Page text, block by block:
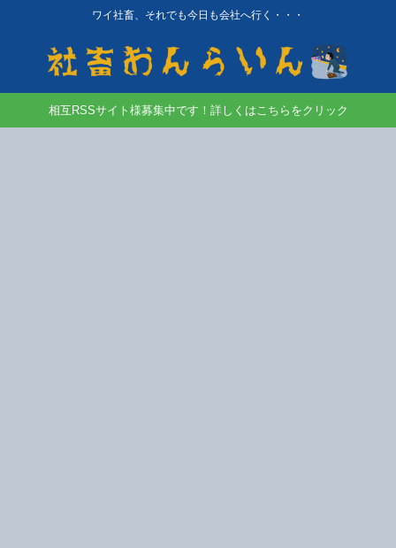
ワイ社畜、それでも今日も会社へ行く・・・
相互RSSサイト様募集中です！詳しくはこちらをクリック